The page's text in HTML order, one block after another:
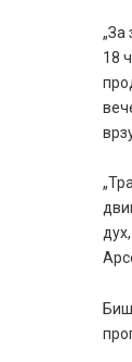
„За
18